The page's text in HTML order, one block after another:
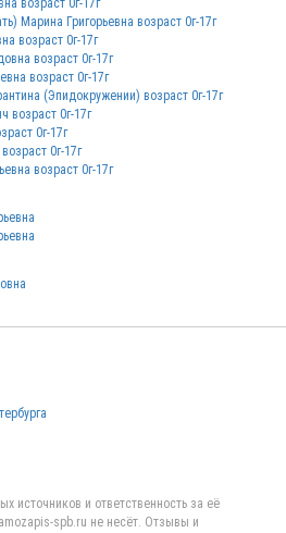
возраст 0г-17г
Марина Григорьевна возраст 0г-17г
возраст 0г-17г
возраст 0г-17г
возраст 0г-17г
(Эпидокружении) возраст 0г-17г
возраст 0г-17г
0г-17г
0г-17г
возраст 0г-17г
источников и ответственность за её
spb.ru не несёт. Отзывы и